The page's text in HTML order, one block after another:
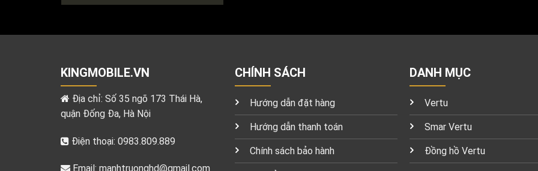
KINGMOBILE.VN
Địa chỉ: Số 35 ngõ 173 Thái Hà,
quận Đống Đa, Hà Nội
Điện thoại: 0983.809.889
Email: manhtruonghd@gmail.com
CHÍNH SÁCH
Hướng dẫn đặt hàng
Hướng dẫn thanh toán
Chính sách bảo hành
DANH MỤC
Vertu
Smar Vertu
Đồng hồ Vertu